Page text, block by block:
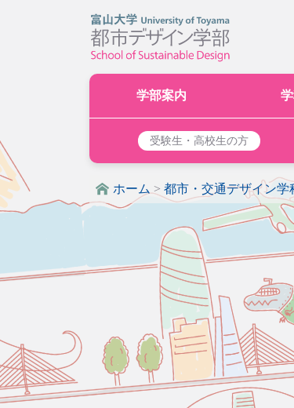
学部案内
受験生・高校生の方
ホーム > 都市・交通デザイン学